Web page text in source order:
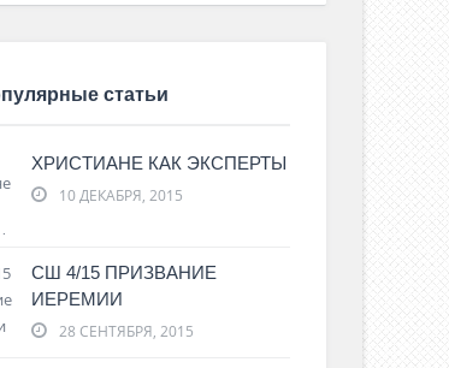
статьи
ХРИСТИАНЕ КАК ЭКСПЕРТЫ
10 ДЕКАБРЯ, 2015
СШ 4/15 ПРИЗВАНИЕ
ИЕРЕМИИ
28 СЕНТЯБРЯ, 2015